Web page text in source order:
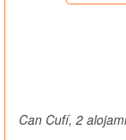
Can Cufí, 2